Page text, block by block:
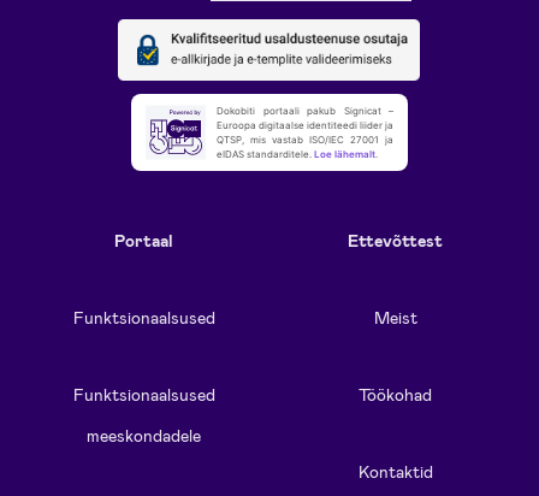
Dokobiti portaali pakub Signicat –
Euroopa digitaalse identiteedi liider ja
QTSP, mis vastab ISO/IEC 27001 ja
eIDAS standarditele. Loe lähemalt.
Portaal
Funktsionaalsused
Funktsionaalsused
meeskondadele
Ettevõttest
Meist
Töökohad
Kontaktid